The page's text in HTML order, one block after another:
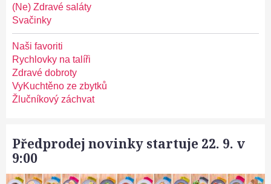
(Ne) Zdravé saláty
Svačinky
Naši favoriti
Rychlovky na talíři
Zdravé dobroty
VyKuchtěno ze zbytků
Žlučníkový záchvat
Předprodej novinky startuje 22. 9. v
9:00